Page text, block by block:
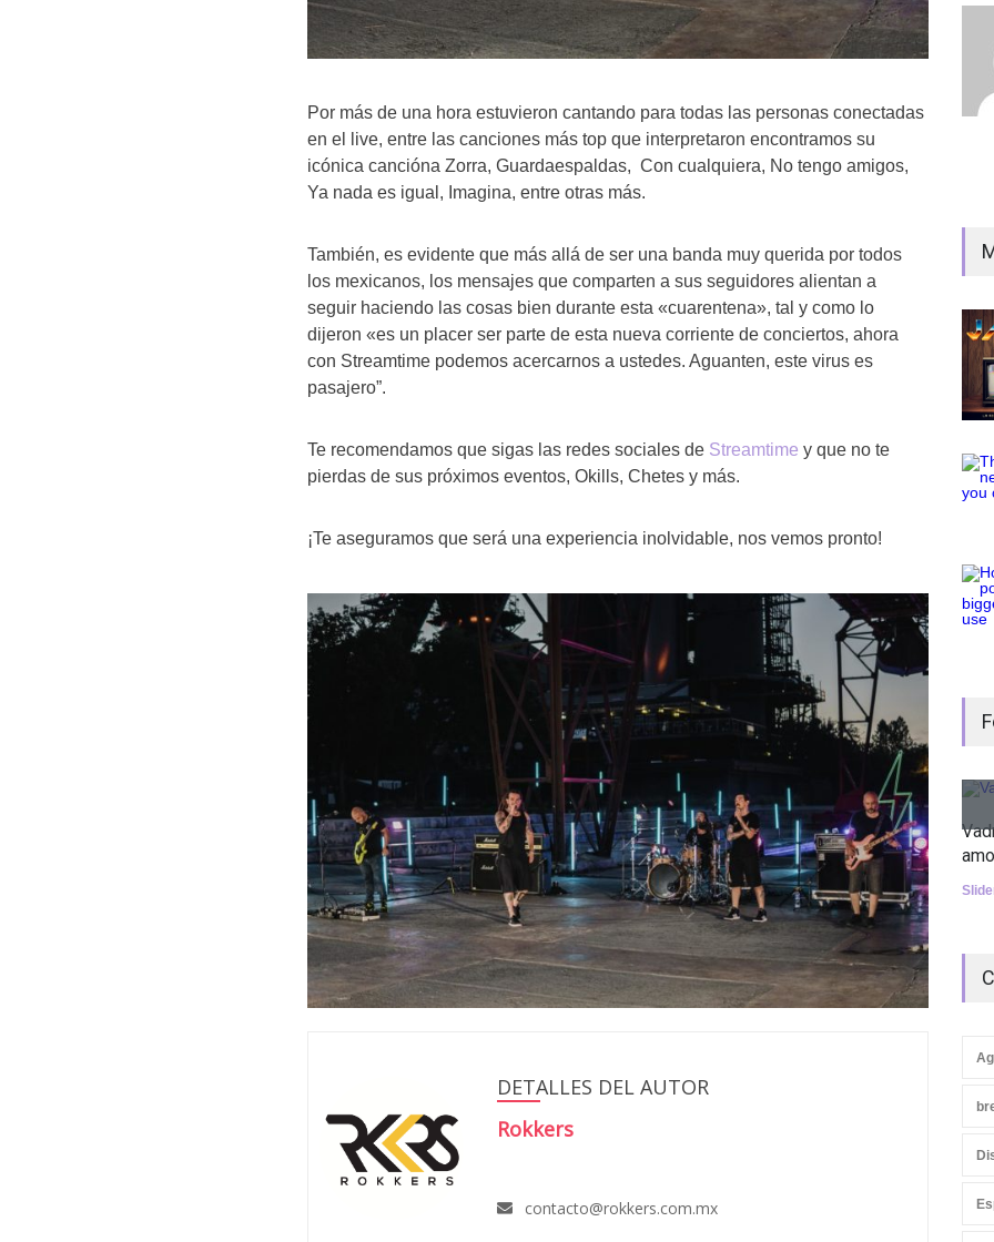
Por más de una hora estuvieron cantando para todas las personas conectadas
en el live, entre las canciones más top que interpretaron encontramos su
icónica cancióna Zorra, Guardaespaldas, Con cualquiera, No tengo amigos,
Ya nada es igual, Imagina, entre otras más.
También, es evidente que más allá de ser una banda muy querida por todos
los mexicanos, los mensajes que comparten a sus seguidores alientan a
seguir haciendo las cosas bien durante esta «cuarentena», tal y como lo
dijeron «es un placer ser parte de esta nueva corriente de conciertos, ahora
con Streamtime podemos acercarnos a ustedes. Aguanten, este virus es
pasajero”.
Te recomendamos que sigas las redes sociales de Streamtime y que no te
pierdas de sus próximos eventos, Okills, Chetes y más.
¡Te aseguramos que será una experiencia inolvidable, nos vemos pronto!
DETALLES DEL AUTOR
Rokkers
contacto@rokkers.com.mx